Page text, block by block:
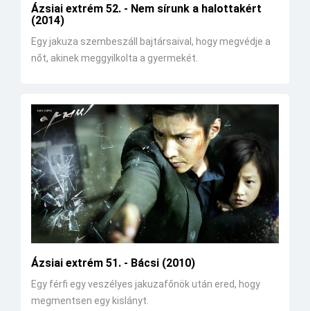
Ázsiai extrém 52. - Nem sírunk a halottakért
(2014)
Egy jakuza szembeszáll bajtársaival, hogy megvédje a
nőt, akinek meggyilkolta a gyermekét.
Ázsiai extrém 51. - Bácsi (2010)
Egy férfi egy veszélyes jakuzafőnök után ered, hogy
megmentsen egy kislányt.